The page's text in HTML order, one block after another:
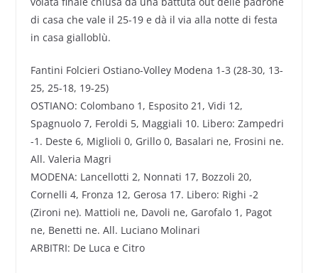
di casa che vale il 25-19 e dà il via alla notte di festa
in casa gialloblù.
Fantini Folcieri Ostiano-Volley Modena 1-3 (28-30, 13-
25, 25-18, 19-25)
OSTIANO: Colombano 1, Esposito 21, Vidi 12,
Spagnuolo 7, Feroldi 5, Maggiali 10. Libero: Zampedri
-1. Deste 6, Miglioli 0, Grillo 0, Basalari ne, Frosini ne.
All. Valeria Magri
MODENA: Lancellotti 2, Nonnati 17, Bozzoli 20,
Cornelli 4, Fronza 12, Gerosa 17. Libero: Righi -2
(Zironi ne). Mattioli ne, Davoli ne, Garofalo 1, Pagot
ne, Benetti ne. All. Luciano Molinari
ARBITRI: De Luca e Citro